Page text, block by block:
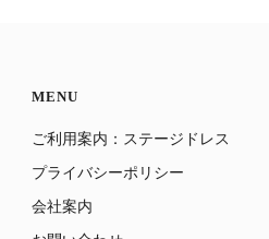
MENU
ご利用案内：ステージドレス
プライバシーポリシー
会社案内